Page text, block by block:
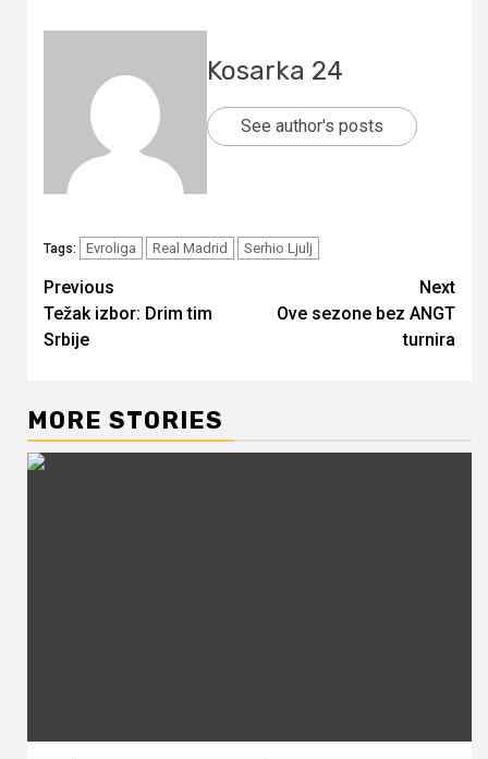
Kosarka 24
See author's posts
Tags: Evroliga Real Madrid Serhio Ljulj
Continue
Reading
Previous
Težak izbor: Drim tim
Srbije
Next
Ove sezone bez ANGT
turnira
MORE STORIES